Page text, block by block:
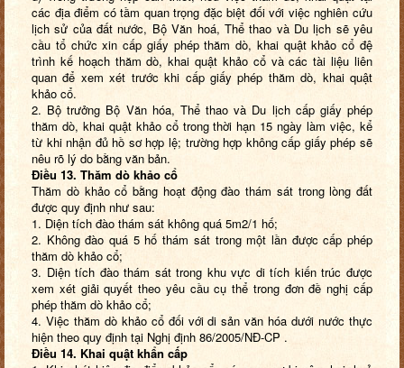
các địa điểm có tầm quan trọng đặc biệt đối với việc nghiên cứu
lịch sử của đất nước, Bộ Văn hoá, Thể thao và Du lịch sẽ yêu
cầu tổ chức xin cấp giấy phép thăm dò, khai quật khảo cổ đệ
trình kế hoạch thăm dò, khai quật khảo cổ và các tài liệu liên
quan để xem xét trước khi cấp giấy phép thăm dò, khai quật
khảo cổ.
2. Bộ trưởng Bộ Văn hóa, Thể thao và Du lịch cấp giấy phép
thăm dò, khai quật khảo cổ trong thời hạn 15 ngày làm việc, kể
từ khi nhận đủ hồ sơ hợp lệ; trường hợp không cấp giấy phép sẽ
nêu rõ lý do bằng văn bản.
Điều 13. Thăm dò khảo cổ
Thăm dò khảo cổ bằng hoạt động đào thám sát trong lòng đất
được quy định như sau:
1. Diện tích đào thám sát không quá 5m2/1 hố;
2. Không đào quá 5 hố thám sát trong một lần được cấp phép
thăm dò khảo cổ;
3. Diện tích đào thám sát trong khu vực di tích kiến trúc được
xem xét giải quyết theo yêu cầu cụ thể trong đơn đề nghị cấp
phép thăm dò khảo cổ;
4. Việc thăm dò khảo cổ đối với di sản văn hóa dưới nước thực
hiện theo quy định tại Nghị định 86/2005/NĐ-CP .
Điều 14. Khai quật khẩn cấp